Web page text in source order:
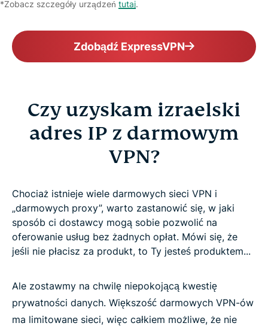
*Zobacz szczegóły urządzeń tutaj.
Zdobądź ExpressVPN
Czy uzyskam izraelski
adres IP z darmowym
VPN?
Chociaż istnieje wiele darmowych sieci VPN i
„darmowych proxy”, warto zastanowić się, w jaki
sposób ci dostawcy mogą sobie pozwolić na
oferowanie usług bez żadnych opłat. Mówi się, że
jeśli nie płacisz za produkt, to Ty jesteś produktem...
Ale zostawmy na chwilę niepokojącą kwestię
prywatności danych. Większość darmowych VPN-ów
ma limitowane sieci, więc całkiem możliwe, że nie